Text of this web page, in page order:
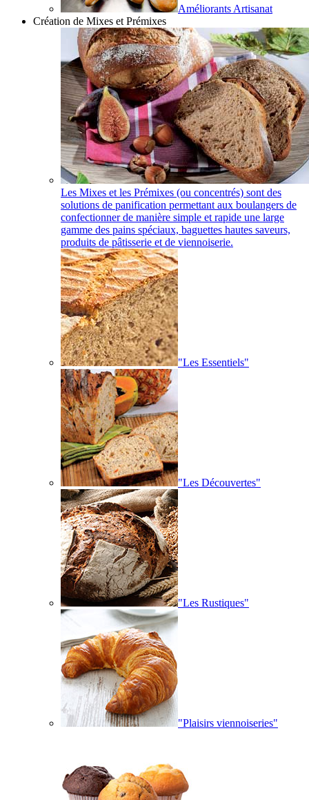
Améliorants Artisanat
Création de Mixes et Prémixes
Les Mixes et les Prémixes (ou concentrés) sont des
solutions de panification permettant aux boulangers de
confectionner de manière simple et rapide une large
gamme des pains spéciaux, baguettes hautes saveurs,
produits de pâtisserie et de viennoiserie.
"Les Essentiels"
"Les Découvertes"
"Les Rustiques"
"Plaisirs viennoiseries"